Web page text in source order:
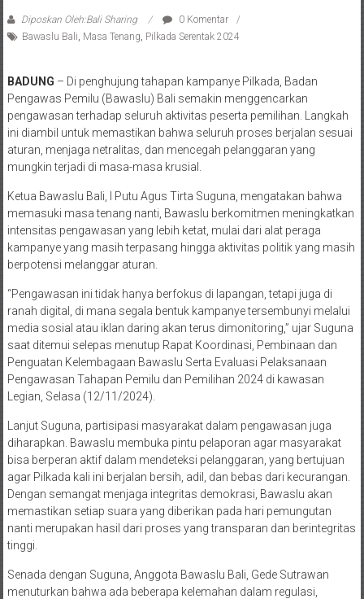
Diposkan Oleh:Bali Sharing
0 Komentar
Bawaslu Bali Masa Tenang Pilkada Serentak 2024
BADUNG – Di penghujung tahapan kampanye Pilkada, Badan
Pengawas Pemilu (Bawaslu) Bali semakin menggencarkan
pengawasan terhadap seluruh aktivitas peserta pemilihan. Langkah
ini diambil untuk memastikan bahwa seluruh proses berjalan sesuai
aturan, menjaga netralitas, dan mencegah pelanggaran yang
mungkin terjadi di masa-masa krusial.
Ketua Bawaslu Bali, I Putu Agus Tirta Suguna, mengatakan bahwa
memasuki masa tenang nanti, Bawaslu berkomitmen meningkatkan
intensitas pengawasan yang lebih ketat, mulai dari alat peraga
kampanye yang masih terpasang hingga aktivitas politik yang masih
berpotensi melanggar aturan.
“Pengawasan ini tidak hanya berfokus di lapangan, tetapi juga di
ranah digital, di mana segala bentuk kampanye tersembunyi melalui
media sosial atau iklan daring akan terus dimonitoring,” ujar Suguna
saat ditemui selepas menutup Rapat Koordinasi, Pembinaan dan
Penguatan Kelembagaan Bawaslu Serta Evaluasi Pelaksanaan
Pengawasan Tahapan Pemilu dan Pemilihan 2024 di kawasan
Legian, Selasa (12/11/2024).
Lanjut Suguna, partisipasi masyarakat dalam pengawasan juga
diharapkan. Bawaslu membuka pintu pelaporan agar masyarakat
bisa berperan aktif dalam mendeteksi pelanggaran, yang bertujuan
agar Pilkada kali ini berjalan bersih, adil, dan bebas dari kecurangan.
Dengan semangat menjaga integritas demokrasi, Bawaslu akan
memastikan setiap suara yang diberikan pada hari pemungutan
nanti merupakan hasil dari proses yang transparan dan berintegritas
tinggi.
Senada dengan Suguna, Anggota Bawaslu Bali, Gede Sutrawan
menuturkan bahwa ada beberapa kelemahan dalam regulasi,